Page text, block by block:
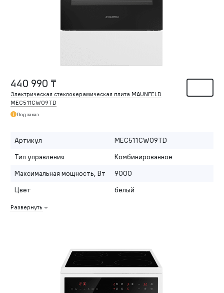
440 990 ₸
Электрическая стеклокерамическая плита MAUNFELD
MEC511CW09TD
Под заказ
Артикул
MEC511CW09TD
Тип управления
Комбинированное
Максимальная мощность, Вт
9000
Цвет
белый
Развернуть